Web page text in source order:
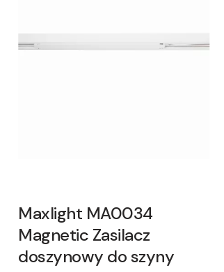
Maxlight MA0034
Magnetic Zasilacz
doszynowy do szyny